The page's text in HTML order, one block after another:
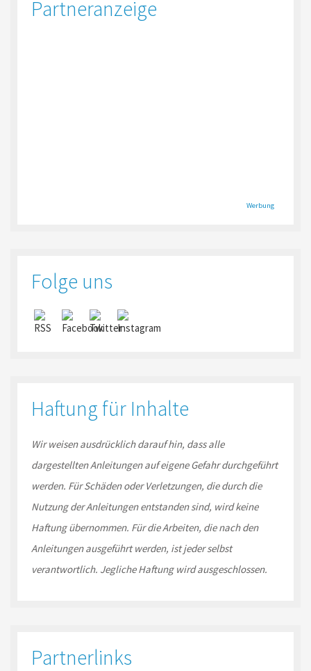
Partneranzeige
Werbung
Folge uns
Haftung für Inhalte
Wir weisen ausdrücklich darauf hin, dass alle
dargestellten Anleitungen auf eigene Gefahr durchgeführt
werden. Für Schäden oder Verletzungen, die durch die
Nutzung der Anleitungen entstanden sind, wird keine
Haftung übernommen. Für die Arbeiten, die nach den
Anleitungen ausgeführt werden, ist jeder selbst
verantwortlich. Jegliche Haftung wird ausgeschlossen.
Partnerlinks